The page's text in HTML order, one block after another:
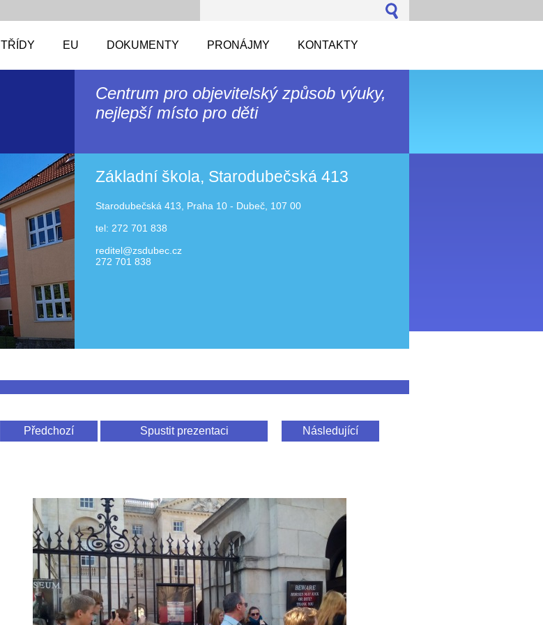
TŘÍDY EU DOKUMENTY PRONÁJMY KONTAKTY
Centrum pro objevitelský způsob výuky,
nejlepší místo pro děti
Základní škola, Starodubečská 413
Starodubečská 413, Praha 10 - Dubeč, 107 00
tel: 272 701 838
reditel@zsdubec.cz
272 701 838
Předchozí Spustit prezentaci Následující